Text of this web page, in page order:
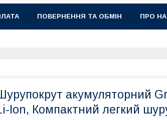
ПОВЕРНЕННЯ ТА ОБМІН ПРО
акумуляторний
Ion, Компактний легкий